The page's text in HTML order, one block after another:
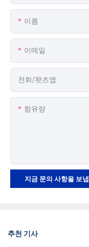
이름
이메일
전화/왓츠앱
함유량
지금 문의 사항을 보
추천 기사